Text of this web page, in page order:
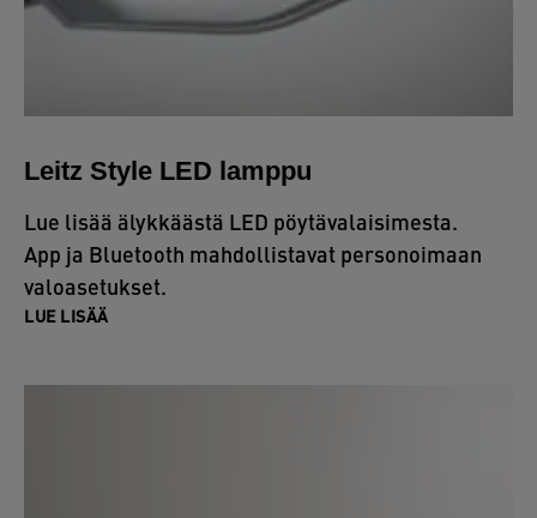
Leitz Style LED lamppu
Lue lisää älykkäästä LED pöytävalaisimesta.
App ja Bluetooth mahdollistavat personoimaan
valoasetukset.
LUE LISÄÄ